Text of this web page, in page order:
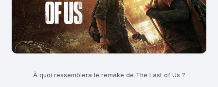
À quoi ressemblera le remake de The Last of Us ?